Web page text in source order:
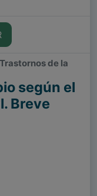
de la
según el
Breve